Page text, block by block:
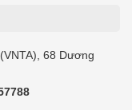
68 Dương